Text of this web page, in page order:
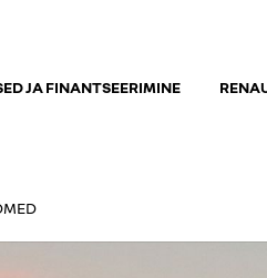
JA FINANTSEERIMINE